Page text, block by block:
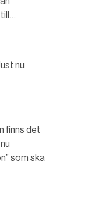
nu
finns det
som ska